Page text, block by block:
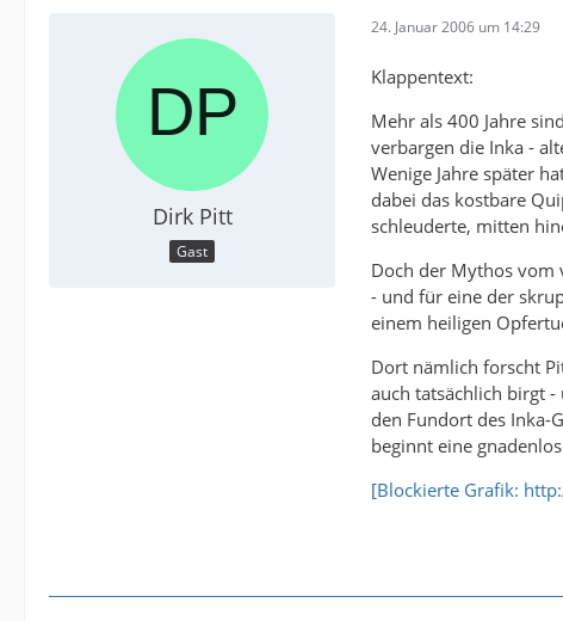
Dirk Pitt
Gast
24. Januar 2006 um 14:29
Klappentext:
Mehr als 400 Jahre
verbargen die Inka -
Wenige Jahre später
dabei das kostbare
schleuderte, mitten
Doch der Mythos vom
- und für eine der
einem heiligen
Dort nämlich forscht
auch tatsächlich birgt
den Fundort des Inka-
beginnt eine
[Blockierte Grafik: